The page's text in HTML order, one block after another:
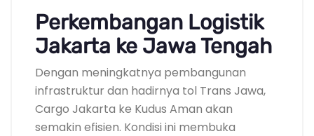
Perkembangan Logistik
Jakarta ke Jawa Tengah
Dengan meningkatnya pembangunan
infrastruktur dan hadirnya tol Trans Jawa,
Cargo Jakarta ke Kudus Aman akan
semakin efisien. Kondisi ini membuka